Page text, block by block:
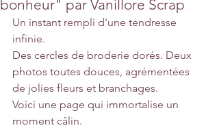
bonheur" par Vanillore Scrap
Un instant rempli d'une tendresse
infinie.
Des cercles de broderie dorés. Deux
photos toutes douces, agrémentées
de jolies fleurs et branchages.
Voici une page qui immortalise un
moment câlin.